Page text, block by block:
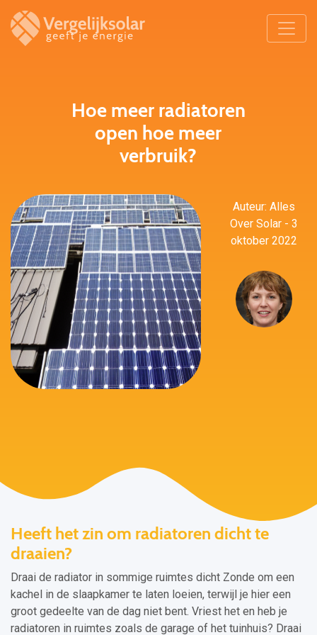
Hoe meer radiatoren
open hoe meer
verbruik?
Auteur: Alles
Over Solar - 3
oktober 2022
Heeft het zin om radiatoren dicht te
draaien?
Draai de radiator in sommige ruimtes dicht Zonde om een
kachel in de slaapkamer te laten loeien, terwijl je hier een
groot gedeelte van de dag niet bent. Vriest het en heb je
radiatoren in ruimtes zoals de garage of het tuinhuis? Draai